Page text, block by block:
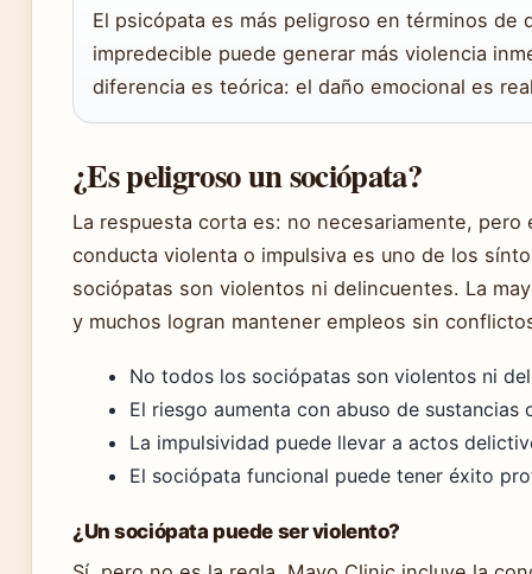
El psicópata es más peligroso en términos de
impredecible puede generar más violencia
diferencia es teórica: el daño emocional es
¿Es peligroso un sociópata?
La respuesta corta es: no necesariamente,
conducta violenta o impulsiva es uno de los
sociópatas son violentos ni delincuentes. La
y muchos logran mantener empleos sin
No todos los sociópatas son violentos ni
El riesgo aumenta con abuso de
La impulsividad puede llevar a actos
El sociópata funcional puede tener éxito
¿Un sociópata puede ser violento?